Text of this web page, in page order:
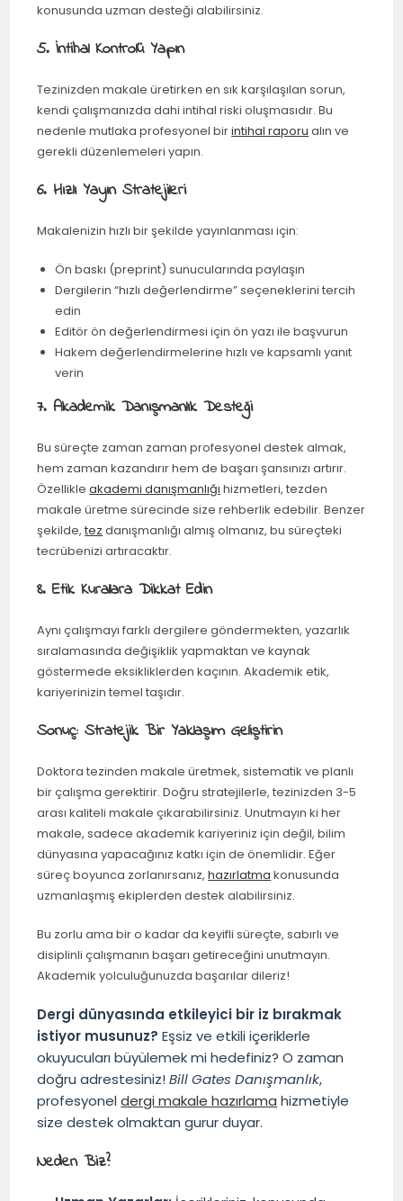
konusunda uzman desteği alabilirsiniz.
5. İntihal Kontrolü Yapın
Tezinizden makale üretirken en sık karşılaşılan sorun,
kendi çalışmanızda dahi intihal riski oluşmasıdır. Bu
nedenle mutlaka profesyonel birintihal raporu alın ve
gerekli düzenlemeleri yapın.
6. Hızlı Yayın Stratejileri
Makalenizin hızlı bir şekilde yayınlanması için:
Ön baskı (preprint) sunucularında paylaşın
Dergilerin “hızlı değerlendirme” seçeneklerini tercih
edin
Editör ön değerlendirmesi için ön yazı ile başvurun
Hakem değerlendirmelerine hızlı ve kapsamlı yanıt
verin
7. Akademik Danışmanlık Desteği
Bu süreçte zaman zaman profesyonel destek almak,
hem zaman kazandırır hem de başarı şansınızı artırır.
Özellikleakademi danışmanlığı hizmetleri, tezden
makale üretme sürecinde size rehberlik edebilir. Benzer
şekilde,tez danışmanlığı almış olmanız, bu süreçteki
tecrübenizi artıracaktır.
8. Etik Kurallara Dikkat Edin
Aynı çalışmayı farklı dergilere göndermekten, yazarlık
sıralamasında değişiklik yapmaktan ve kaynak
göstermede eksikliklerden kaçının. Akademik etik,
kariyerinizin temel taşıdır.
Sonuç: Stratejik Bir Yaklaşım Geliştirin
Doktora tezinden makale üretmek, sistematik ve planlı
bir çalışma gerektirir. Doğru stratejilerle, tezinizden 3-5
arası kaliteli makale çıkarabilirsiniz. Unutmayın ki her
makale, sadece akademik kariyeriniz için değil, bilim
dünyasına yapacağınız katkı için de önemlidir. Eğer
süreç boyunca zorlanırsanız,hazırlatma konusunda
uzmanlaşmış ekiplerden destek alabilirsiniz.
Bu zorlu ama bir o kadar da keyifli süreçte, sabırlı ve
disiplinli çalışmanın başarı getireceğini unutmayın.
Akademik yolculuğunuzda başarılar dileriz!
Dergi dünyasında etkileyici bir iz bırakmak
istiyor musunuz? Eşsiz ve etkili içeriklerle
okuyucuları büyülemek mi hedefiniz? O zaman
doğru adrestesiniz!Bill Gates Danışmanlık,
profesyoneldergi makale hazırlama hizmetiyle
size destek olmaktan gurur duyar.
Neden Biz?